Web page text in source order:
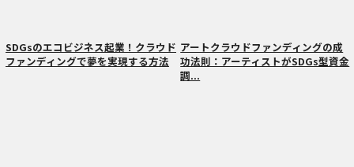
SDGsのエコビジネス起業！クラウド
ファンディングで夢を実現する方法
アートクラウドファンディングの成
功法則：アーティストがSDGs型資金
調...